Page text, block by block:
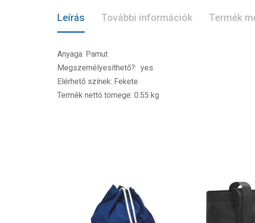
Leírás További információk Termék
Anyaga: Pamut
Megszemélyesíthető?: yes
Elérhető színek: Fekete
Termék nettó tömege: 0.55 kg